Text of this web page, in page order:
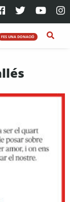
FES UNA DONACIÓ